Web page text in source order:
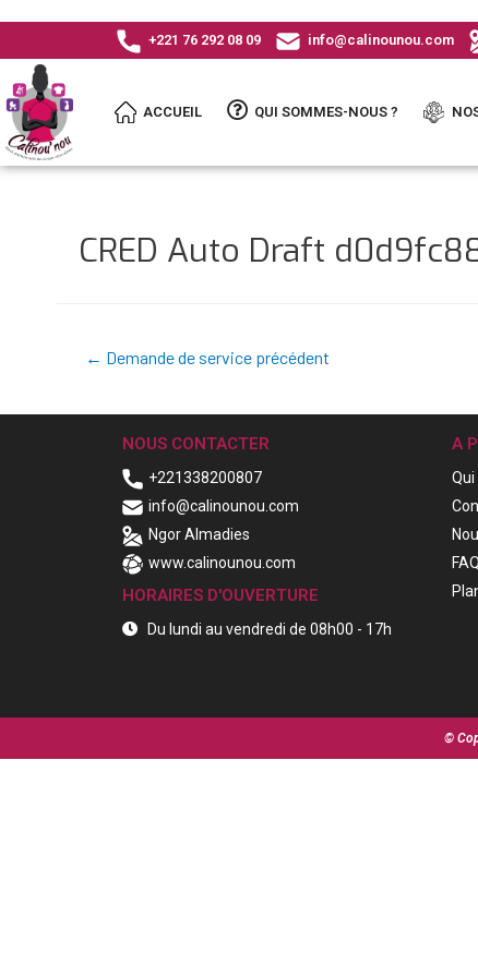
+221 76 292 08 09 info@calinounou.com
ACCUEIL QUI SOMMES-NOUS ?
CRED Auto Draft
← Demande de service précédent
NOUS CONTACTER
+221338200807
info@calinounou.com
Ngor Almadies
www.calinounou.com
HORAIRES D'OUVERTURE
Du lundi au vendredi de 08h00 - 17h
A
FAQ
©